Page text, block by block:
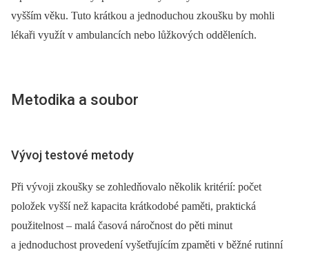
vyšším věku. Tuto krátkou a jednoduchou zkoušku by mohli
lékaři využít v ambulancích nebo lůžkových odděleních.
Metodika a soubor
Vývoj testové metody
Při vývoji zkoušky se zohledňovalo několik kritérií: počet
položek vyšší než kapacita krátkodobé paměti, praktická
použitelnost –⁠ malá časová náročnost do pěti minut
a jednoduchost provedení vyšetřujícím zpaměti v běžné rutinní